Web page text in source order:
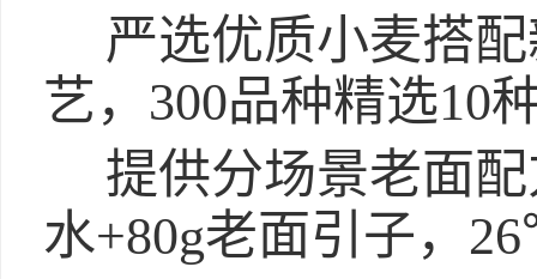
严选优质小麦搭
艺，300品种精选10
提供分场景老面
水+80g老面引子，